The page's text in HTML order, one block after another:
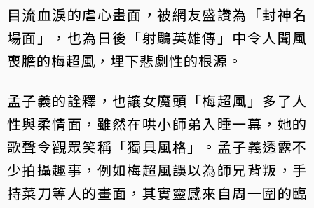
目流血淚的虐心畫面，被網友盛讚為「封神名
場面」，也為日後「射鵰英雄傳」中令人聞風
喪膽的梅超風，埋下悲劇性的根源。
孟子義的詮釋，也讓女魔頭「梅超風」多了人
性與柔情面，雖然在哄小師弟入睡一幕，她的
歌聲令觀眾笑稱「獨具風格」。孟子義透露不
少拍攝趣事，例如梅超風誤以為師兄背叛，手
持菜刀等人的畫面，其實靈感來自周一圍的臨